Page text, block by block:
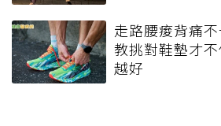
走路腰痠背痛
教挑對鞋墊才
越好